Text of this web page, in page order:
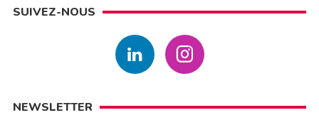
SUIVEZ-NOUS
NEWSLETTER